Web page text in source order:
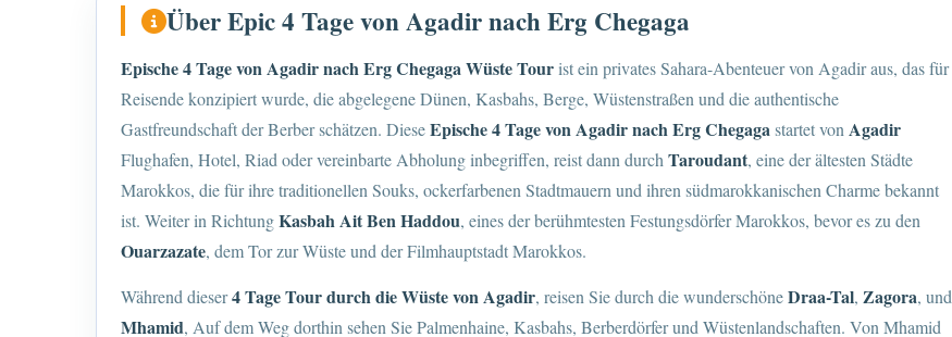
Über Epic 4 Tage von Agadir nach Erg Chegaga
Epische 4 Tage von Agadir nach Erg Chegaga Wüste Tourist ein privates Sahara-Abenteuer von Agadir aus, das für
Reisende konzipiert wurde, die abgelegene Dünen, Kasbahs, Berge, Wüstenstraßen und die authentische
Gastfreundschaft der Berber schätzen. DieseEpische 4 Tage von Agadir nach Erg Chegagastartet von Agadir
Flughafen, Hotel, Riad oder vereinbarte Abholung inbegriffen, reist dann durch Taroudant, eine der ältesten Städte
Marokkos, die für ihre traditionellen Souks, ockerfarbenen Stadtmauern und ihren südmarokkanischen Charme bekannt
ist. Weiter in RichtungKasbah Ait Ben Haddou, eines der berühmtesten Festungsdörfer Marokkos, bevor es zu den
Ouarzazate, dem Tor zur Wüste und der Filmhauptstadt Marokkos.
Während dieser4 TageTour durch die Wüste von Agadir, reisen Sie durch die wunderschöneDraa-Tal, Zagora, und
Mhamid, Auf dem Weg dorthin sehen Sie Palmenhaine, Kasbahs, Berberdörfer und Wüstenlandschaften. Von Mhamid